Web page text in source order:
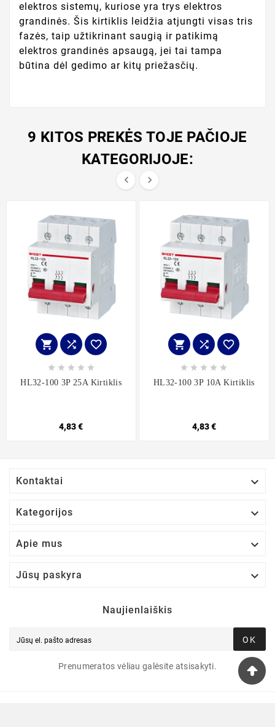
elektros sistemų, kuriose yra trys elektros
grandinės. Šis kirtiklis leidžia atjungti visas tris
fazės, taip užtikrinant saugią ir patikimą
elektros grandinės apsaugą, jei tai tampa
būtina dėl gedimo ar kitų priežasčių.
9 KITOS PREKĖS TOJE PAČIOJE
KATEGORIJOJE:
 
  
    
HL32-100 3P 25A Kirtiklis
4,83 €
  
    
HL32-100 3P 10A Kirtiklis
4,83 €
Kontaktai 
Kategorijos 
Apie mus 
Jūsų paskyra 
Naujienlaiškis
OK
Prenumeratos vėliau galėsite atsisakyti.